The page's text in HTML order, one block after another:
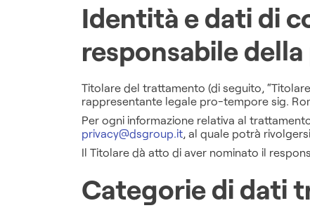
Identità e dati di
responsabile
Titolare del trattamento (di seguito,
rappresentante legale pro-tempore sig.
Per ogni informazione relativa al
privacy@dsgroup.it, al quale potrà rivolgersi.
Il Titolare dà atto di aver nominato il
Categorie di dati